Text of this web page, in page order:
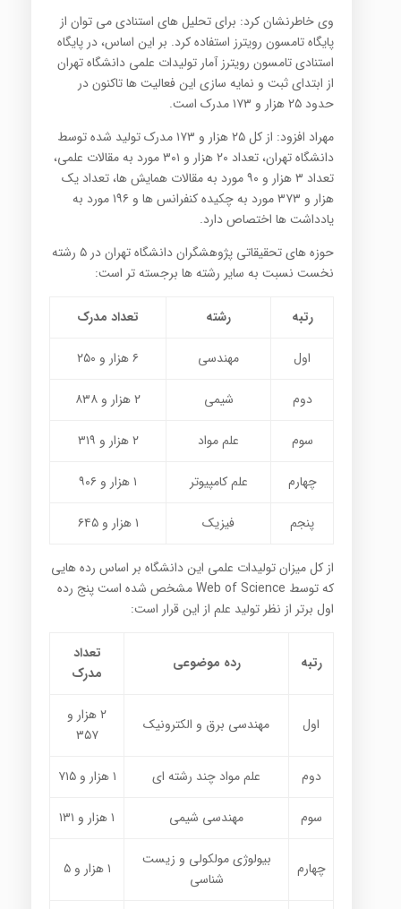
وی خاطرنشان کرد: برای تحلیل های استنادی می توان از
پایگاه تامسون رویترز استفاده کرد. بر این اساس، در پایگاه
استنادی تامسون رویترز آمار تولیدات علمی دانشگاه تهران
از ابتدای ثبت و نمایه سازی این فعالیت ها تاکنون در
حدود ۲۵ هزار و ۱۷۳ مدرک است.
مهراد افزود: از کل ۲۵ هزار و ۱۷۳ مدرک تولید شده توسط
دانشگاه تهران، تعداد ۲۰ هزار و ۳۰۱ مورد به مقالات علمی،
تعداد ۳ هزار و ۹۰ مورد به مقالات همایش ها، تعداد یک
هزار و ۳۷۳ مورد به چکیده کنفرانس ها و ۱۹۶ مورد به
یادداشت ها اختصاص دارد.
حوزه های تحقیقاتی پژوهشگران دانشگاه تهران در ۵ رشته
نخست نسبت به سایر رشته ها برجسته تر است:
رتبه رشته تعداد مدرک
اول مهندسی ۶ هزار و ۲۵۰
دوم شیمی ۲ هزار و ۸۳۸
سوم علم مواد ۲ هزار و ۳۱۹
چهارم علم کامپیوتر ۱ هزار و ۹۰۶
پنجم فیزیک ۱ هزار و ۶۴۵
از کل میزان تولیدات علمی این دانشگاه بر اساس رده هایی
که توسط Web of Science مشخص شده است پنج رده
اول برتر از نظر تولید علم از این قرار است:
رتبه رده موضوعی
تعداد
مدرک
اول مهندسی برق و الکترونیک
۲ هزار و
۳۵۷
دوم علم مواد چند رشته ای ۱ هزار و ۷۱۵
سوم مهندسی شیمی ۱ هزار و ۱۳۱
چهارم
بیولوژی مولکولی و زیست
شناسی
۱ هزار و ۵